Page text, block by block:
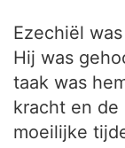
Ezechiël
Hij was
taak was
kracht en de
moeilijke